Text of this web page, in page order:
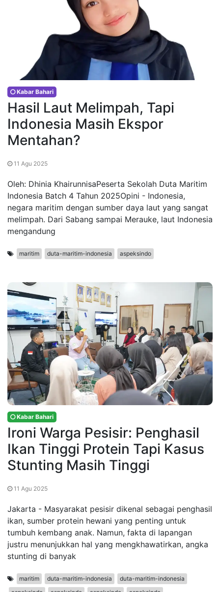
Kabar Bahari
Hasil Laut Melimpah, Tapi
Indonesia Masih Ekspor
Mentahan?
11 Agu 2025
Oleh: Dhinia KhairunnisaPeserta Sekolah Duta Maritim
Indonesia Batch 4 Tahun 2025Opini - Indonesia,
negara maritim dengan sumber daya laut yang sangat
melimpah. Dari Sabang sampai Merauke, laut Indonesia
mengandung
maritim duta-maritim-indonesia aspeksindo
Kabar Bahari
Ironi Warga Pesisir: Penghasil
Ikan Tinggi Protein Tapi Kasus
Stunting Masih Tinggi
11 Agu 2025
Jakarta - Masyarakat pesisir dikenal sebagai penghasil
ikan, sumber protein hewani yang penting untuk
tumbuh kembang anak. Namun, fakta di lapangan
justru menunjukkan hal yang mengkhawatirkan, angka
stunting di banyak
maritim duta-maritim-indonesia
duta-maritim-indonesia